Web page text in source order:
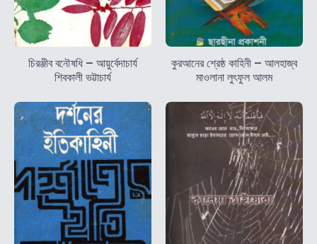
চিরঞ্জীব বনৌষধি – আয়ুর্বেদাচার্য
শিবকালী ভট্টাচার্য
কুরআনের শ্রেষ্ঠ কাহিনী – আলহাজ্ব
মাওলানা লুৎফুল আলম